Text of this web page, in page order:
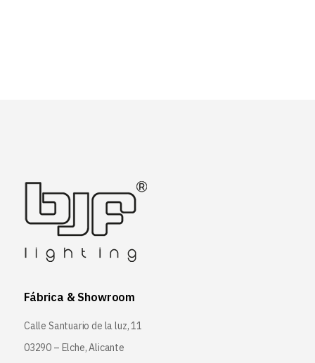
Fábrica & Showroom
Calle Santuario de la luz, 11
03290 – Elche, Alicante